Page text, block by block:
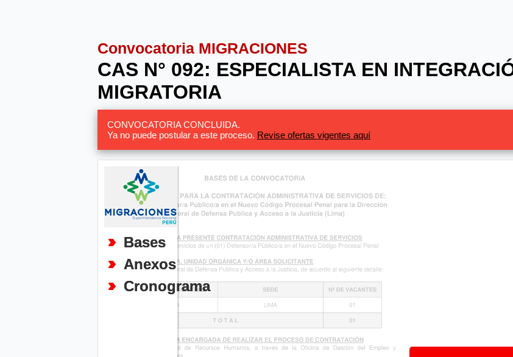
Convocatoria MIGRACIONES
CAS N° 092: ESPECIALISTA EN
MIGRATORIA
CONVOCATORIA CONCLUIDA.
Ya no puede postular a este proceso. Revise ofertas vigentes aquí
Bases
Anexos
Cronograma